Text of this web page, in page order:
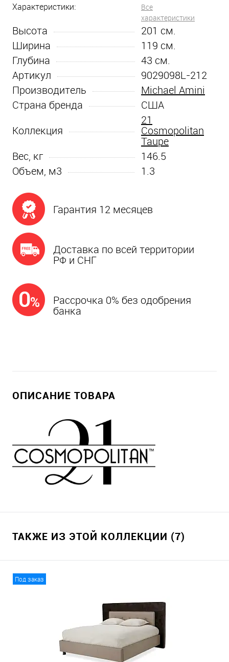
Характеристики:
Все
характеристики
Высота 201 см.
Ширина
119 см.
Глубина
43 см.
Артикул
9029098L-212
Производитель
Michael Amini
Страна бренда
США
Коллекция
21
Cosmopolitan
Taupe
Вес, кг
146.5
Объем, м3
1.3
Гарантия 12 месяцев
Доставка по всей территории
РФ и СНГ
Рассрочка 0% без одобрения
банка
ОПИСАНИЕ ТОВАРА
ТАКЖЕ ИЗ ЭТОЙ КОЛЛЕКЦИИ (7)
Под заказ